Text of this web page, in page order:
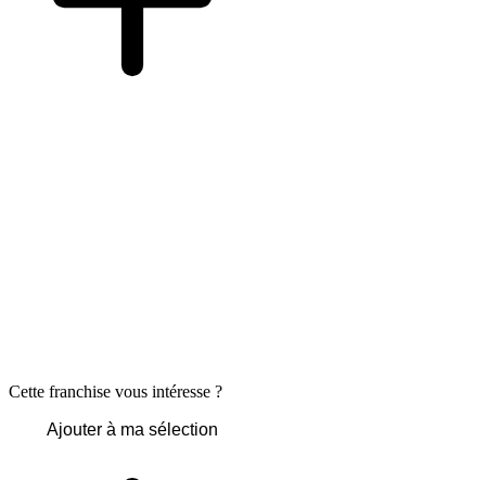
Cette franchise vous intéresse ?
Ajouter à ma sélection